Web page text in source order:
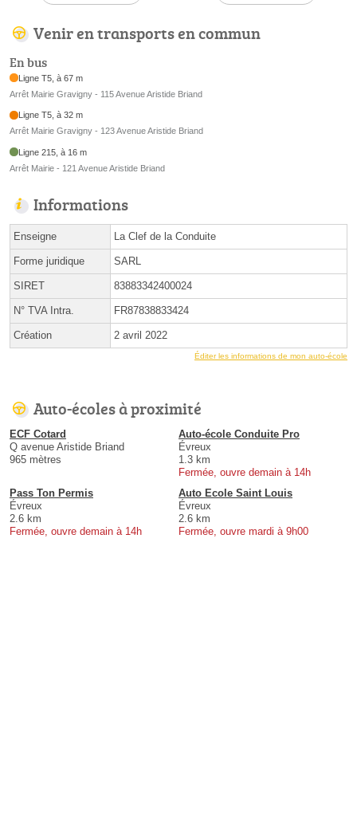
Venir en transports en commun
En bus
Ligne T5, à 67 m
Arrêt Mairie Gravigny - 115 Avenue Aristide Briand
Ligne T5, à 32 m
Arrêt Mairie Gravigny - 123 Avenue Aristide Briand
Ligne 215, à 16 m
Arrêt Mairie - 121 Avenue Aristide Briand
Informations
Enseigne La Clef de la Conduite
Forme juridique SARL
SIRET 83883342400024
N° TVA Intra. FR87838833424
Création 2 avril 2022
Éditer les informations de mon auto-école
Auto-écoles à proximité
ECF Cotard
Q avenue Aristide Briand
965 mètres
Auto-école Conduite Pro
Évreux
1.3 km
Fermée, ouvre demain à 14h
Pass Ton Permis
Évreux
2.6 km
Fermée, ouvre demain à 14h
Auto Ecole Saint Louis
Évreux
2.6 km
Fermée, ouvre mardi à 9h00